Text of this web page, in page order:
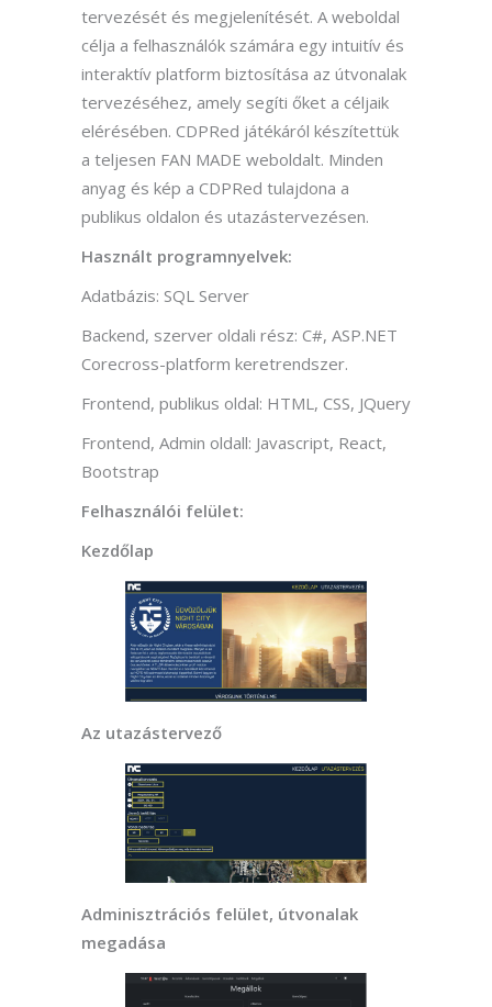
tervezését és megjelenítését. A weboldal
célja a felhasználók számára egy intuitív és
interaktív platform biztosítása az útvonalak
tervezéséhez, amely segíti őket a céljaik
elérésében. CDPRed játékáról készítettük
a teljesen FAN MADE weboldalt. Minden
anyag és kép a CDPRed tulajdona a
publikus oldalon és utazástervezésen.
Használt programnyelvek:
Adatbázis: SQL Server
Backend, szerver oldali rész: C#, ASP.NET
Corecross-platform keretrendszer.
Frontend, publikus oldal: HTML, CSS, JQuery
Frontend, Admin oldall: Javascript, React,
Bootstrap
Felhasználói felület:
Kezdőlap
Az utazástervező
Adminisztrációs felület, útvonalak
megadása